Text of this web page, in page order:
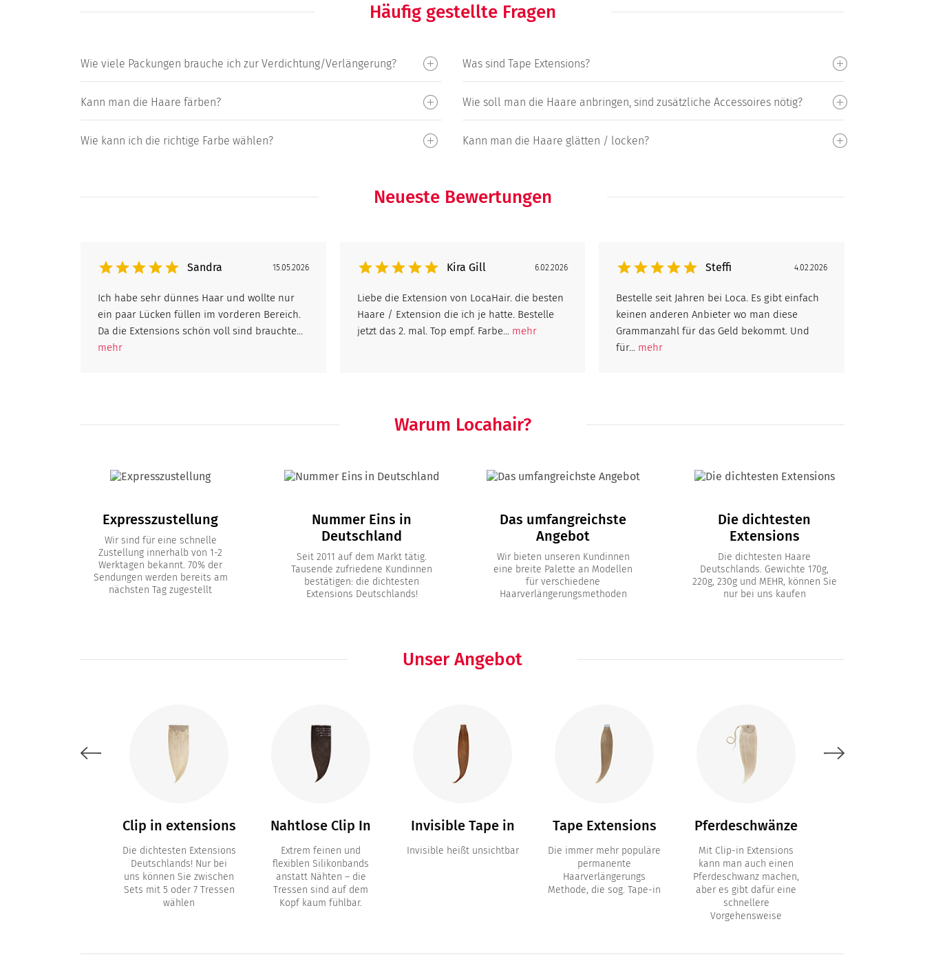
Häufig gestellte Fragen
Wie viele Packungen brauche ich zur Verdichtung/Verlängerung? Was sind Tape Extensions?
Kann man die Haare färben? Wie soll man die Haare anbringen, sind zusätzliche Accessoires nötig?
Wie kann ich die richtige Farbe wählen? Kann man die Haare glätten / locken?
Neueste Bewertungen
Sandra 15.05.2026
Ich habe sehr dünnes Haar und wollte nur
ein paar Lücken füllen im vorderen Bereich.
Da die Extensions schön voll sind brauchte...
mehr
Kira Gill 6.02.2026
Liebe die Extension von LocaHair. die besten
Haare / Extension die ich je hatte. Bestelle
jetzt das 2. mal. Top empf. Farbe... mehr
Steffi 4.02.2026
Bestelle seit Jahren bei Loca. Es gibt einfach
keinen anderen Anbieter wo man diese
Grammanzahl für das Geld bekommt. Und
für... mehr
Warum Locahair?
Expresszustellung
Wir sind für eine schnelle
Zustellung innerhalb von 1-2
Werktagen bekannt. 70% der
Sendungen werden bereits am
nächsten Tag zugestellt
Nummer Eins in
Deutschland
Seit 2011 auf dem Markt tätig.
Tausende zufriedene Kundinnen
bestätigen: die dichtesten
Extensions Deutschlands!
Das umfangreichste
Angebot
Wir bieten unseren Kundinnen
eine breite Palette an Modellen
für verschiedene
Haarverlängerungsmethoden
Die dichtesten
Extensions
Die dichtesten Haare
Deutschlands. Gewichte 170g,
220g, 230g und MEHR, können Sie
nur bei uns kaufen
Unser Angebot
Clip in extensions
Die dichtesten Extensions
Deutschlands! Nur bei
uns können Sie zwischen
Sets mit 5 oder 7 Tressen
wählen
Nahtlose Clip In
Extrem feinen und
flexiblen Silikonbands
anstatt Nähten – die
Tressen sind auf dem
Kopf kaum fühlbar.
Invisible Tape in
Invisible heißt unsichtbar
Tape Extensions
Die immer mehr populäre
permanente
Haarverlängerungs
Methode, die sog. Tape-in
Pferdeschwänze
Mit Clip-in Extensions
kann man auch einen
Pferdeschwanz machen,
aber es gibt dafür eine
schnellere
Vorgehensweise